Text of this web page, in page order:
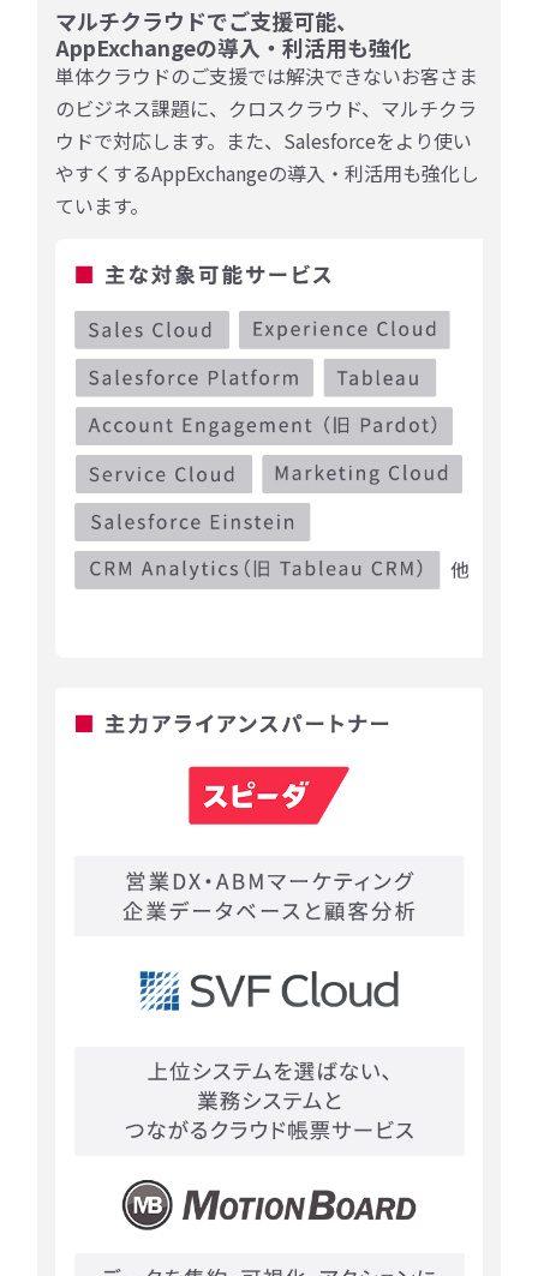
マルチクラウドでご支援可能、
AppExchangeの導入・利活用も強化
単体クラウドのご支援では解決できないお客さま
のビジネス課題に、クロスクラウド、マルチクラ
ウドで対応します。また、Salesforceをより使い
やすくするAppExchangeの導入・利活用も強化し
ています。